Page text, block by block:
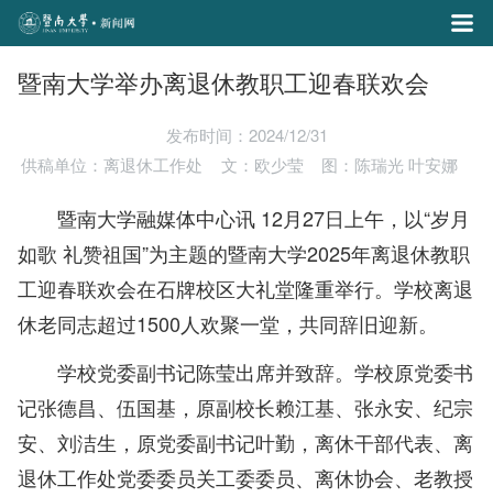
暨南大学举办离退休教职工迎春联欢会
发布时间：2024/12/31
供稿单位：离退休工作处
文：欧少莹 图：陈瑞光 叶安娜
暨南大学融媒体中心讯 12月27日上午，以“岁月
如歌 礼赞祖国”为主题的暨南大学2025年离退休教职
工迎春联欢会在石牌校区大礼堂隆重举行。学校离退
休老同志超过1500人欢聚一堂，共同辞旧迎新。
学校党委副书记陈莹出席并致辞。学校原党委书
记张德昌、伍国基，原副校长赖江基、张永安、纪宗
安、刘洁生，原党委副书记叶勤，离休干部代表、离
退休工作处党委委员关工委委员、离休协会、老教授